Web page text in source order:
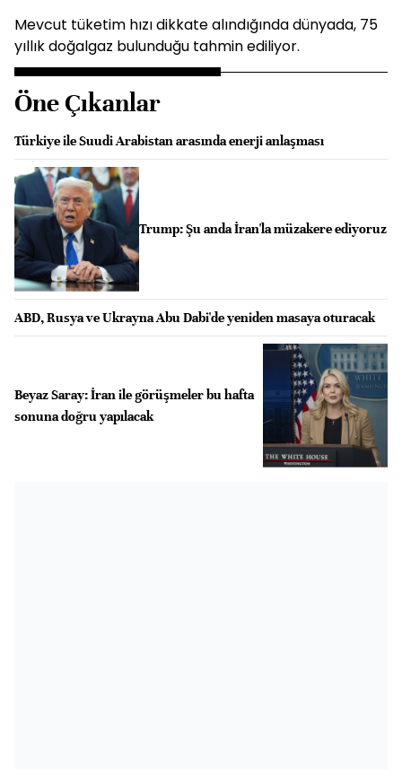
Mevcut tüketim hızı dikkate alındığında dünyada, 75
yıllık doğalgaz bulunduğu tahmin ediliyor.
Öne Çıkanlar
Türkiye ile Suudi Arabistan arasında enerji anlaşması
Trump: Şu anda İran'la müzakere ediyoruz
ABD, Rusya ve Ukrayna Abu Dabi'de yeniden masaya oturacak
Beyaz Saray: İran ile görüşmeler bu hafta
sonuna doğru yapılacak